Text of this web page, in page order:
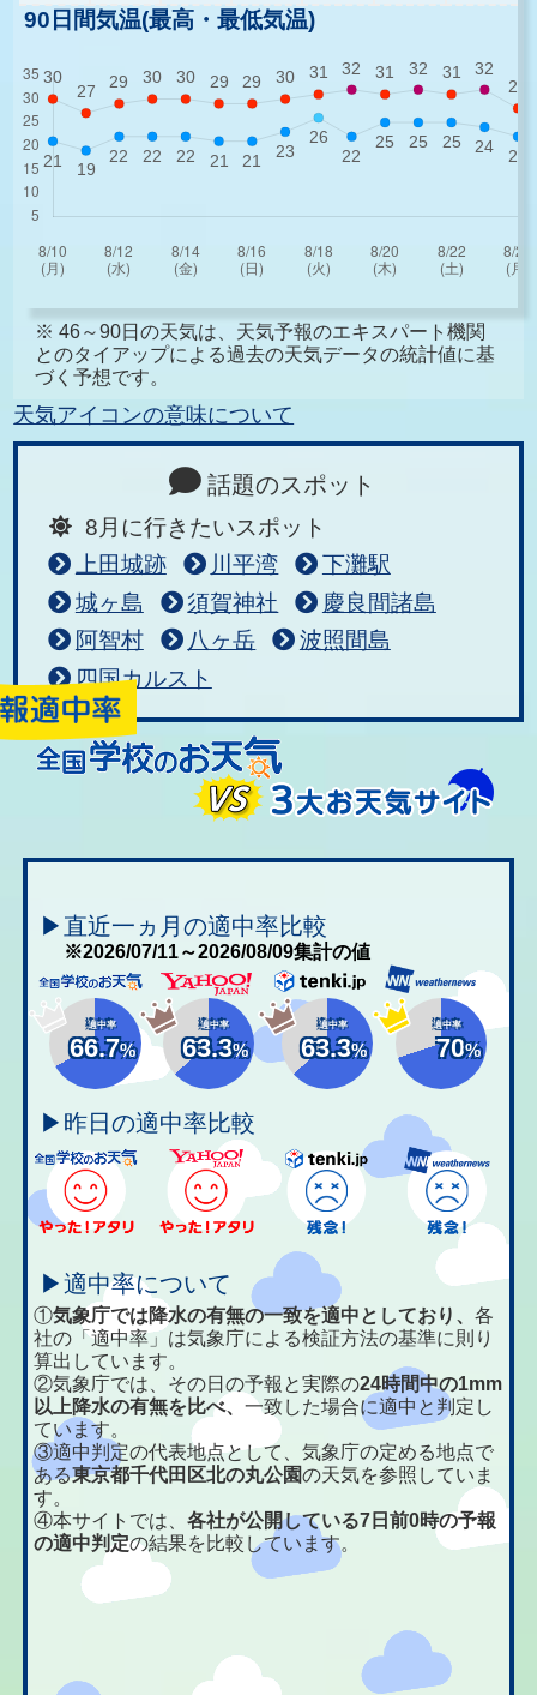
90日間気温(最高・最低気温)
※ 46～90日の天気は、天気予報のエキスパート機関
とのタイアップによる過去の天気データの統計値に基
づく予想です。
天気アイコンの意味について
話題のスポット
8月に行きたいスポット
上田城跡
川平湾
下灘駅
城ヶ島
須賀神社
慶良間諸島
阿智村
八ヶ岳
波照間島
四国カルスト
▶直近一ヵ月の適中率比較
※2026/07/11～2026/08/09集計の値
適中率
66.7%
適中率
63.3%
適中率
63.3%
適中率
70%
▶昨日の適中率比較
▶適中率について
①気象庁では降水の有無の一致を適中としており、各
社の「適中率」は気象庁による検証方法の基準に則り
算出しています。
②気象庁では、その日の予報と実際の24時間中の1mm
以上降水の有無を比べ、一致した場合に適中と判定し
ています。
③適中判定の代表地点として、気象庁の定める地点で
ある東京都千代田区北の丸公園の天気を参照していま
す。
④本サイトでは、各社が公開している7日前0時の予報
の適中判定の結果を比較しています。